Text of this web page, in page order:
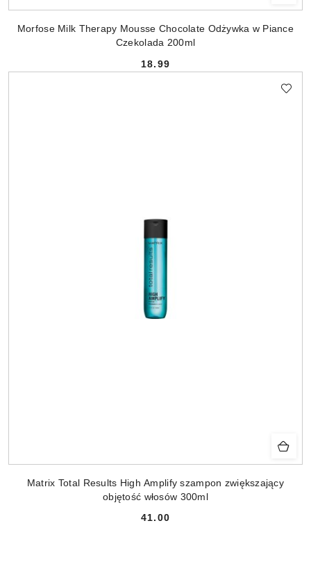
Morfose Milk Therapy Mousse Chocolate Odżywka w Piance
Czekolada 200ml
Cena:
18.99
Matrix Total Results High Amplify szampon zwiększający
objętość włosów 300ml
Cena:
41.00